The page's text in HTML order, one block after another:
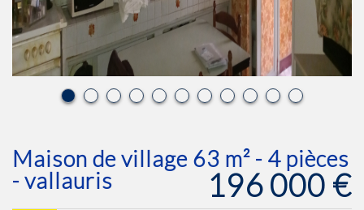
maison de village 63 m² - 4 pièces
- vallauris
196 000 €